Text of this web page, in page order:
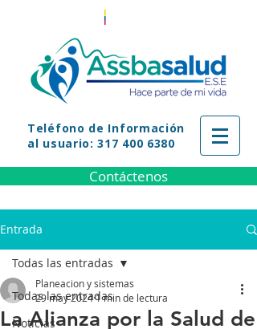
Teléfono de Información
al usuario: 317 400 6380
Contáctenos
Entrada
Todas las entradas
Noticias
Todas las entradas
La Alianza por la Salud de
Planeacion y sistemas
29 may 20241 min de lectura